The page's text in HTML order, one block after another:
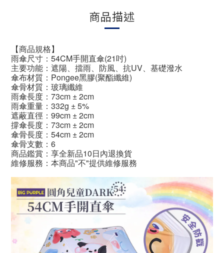
商品描述
【商品規格】
雨傘尺寸：54CM手開直傘(21吋)
主要功能：遮陽、擋雨、防風、抗UV、基礎潑水
傘布材質：Pongee黑膠(聚酯纖維)
傘骨材質：玻璃纖維
雨傘長度：73cm ± 2cm
雨傘重量：332g ± 5%
遮蔽直徑：99cm ± 2cm
撐傘長度：73cm ± 2cm
傘骨長度：54cm ± 2cm
傘骨支數：6
商品鑑賞：享全新品10日內退換貨
維修服務：本商品"不"提供維修服務